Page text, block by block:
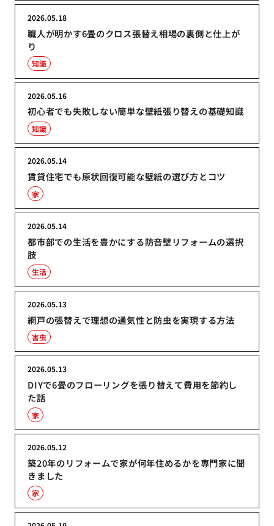
職人が明かす6畳のクロス張替え相場の裏側と仕上が
り
2026.05.18
知識
初心者でも失敗しない簡単な壁紙張り替えの基礎知識
2026.05.16
知識
賃貸住宅でも原状回復可能な壁紙の選び方とコツ
2026.05.14
家
都市部での生活を豊かにする防音壁リフォームの選択
肢
2026.05.14
生活
網戸の張替えで理想の通気性と防虫を実現する方法
2026.05.13
害虫
DIYで6畳のフローリングを張り替えて費用を節約し
た話
2026.05.13
家
築20年のリフォームで家が何年住めるかを専門家に聞
きました
2026.05.12
家